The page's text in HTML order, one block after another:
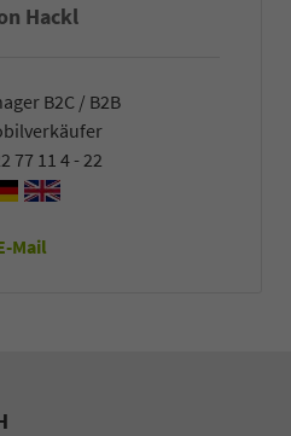
Hackl
B2C / B2B
77 11 4 - 22
Mail